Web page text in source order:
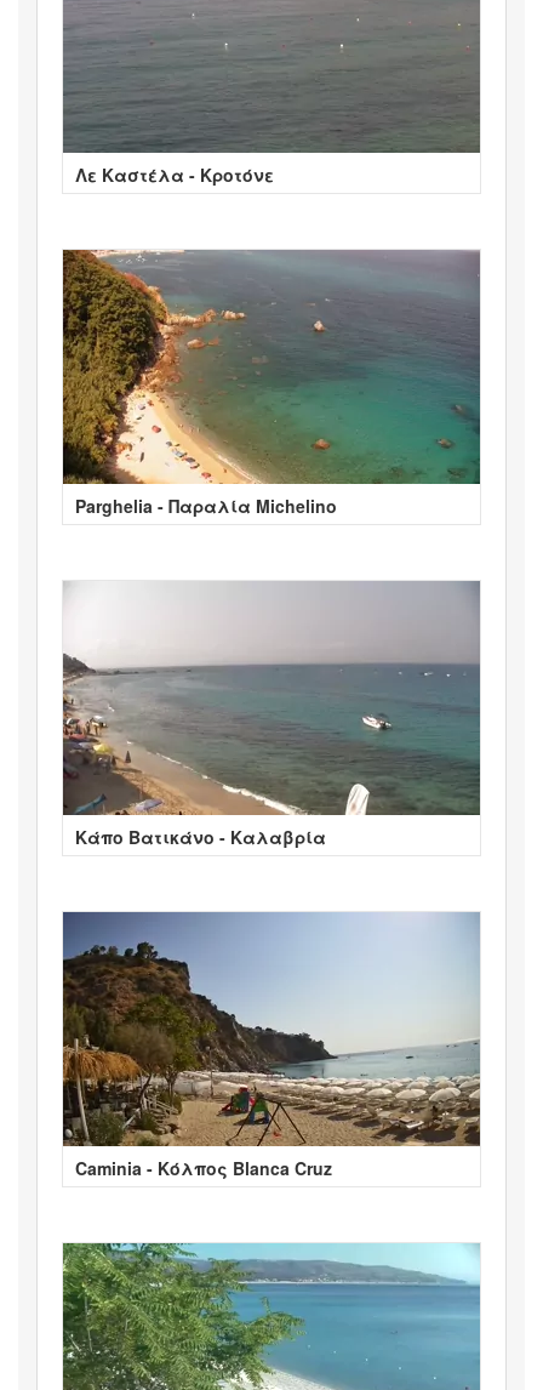
Λε Καστέλα - Κροτόνε
Parghelia - Παραλία Michelino
Κάπο Βατικάνο - Καλαβρία
Caminia - Κόλπος Blanca Cruz